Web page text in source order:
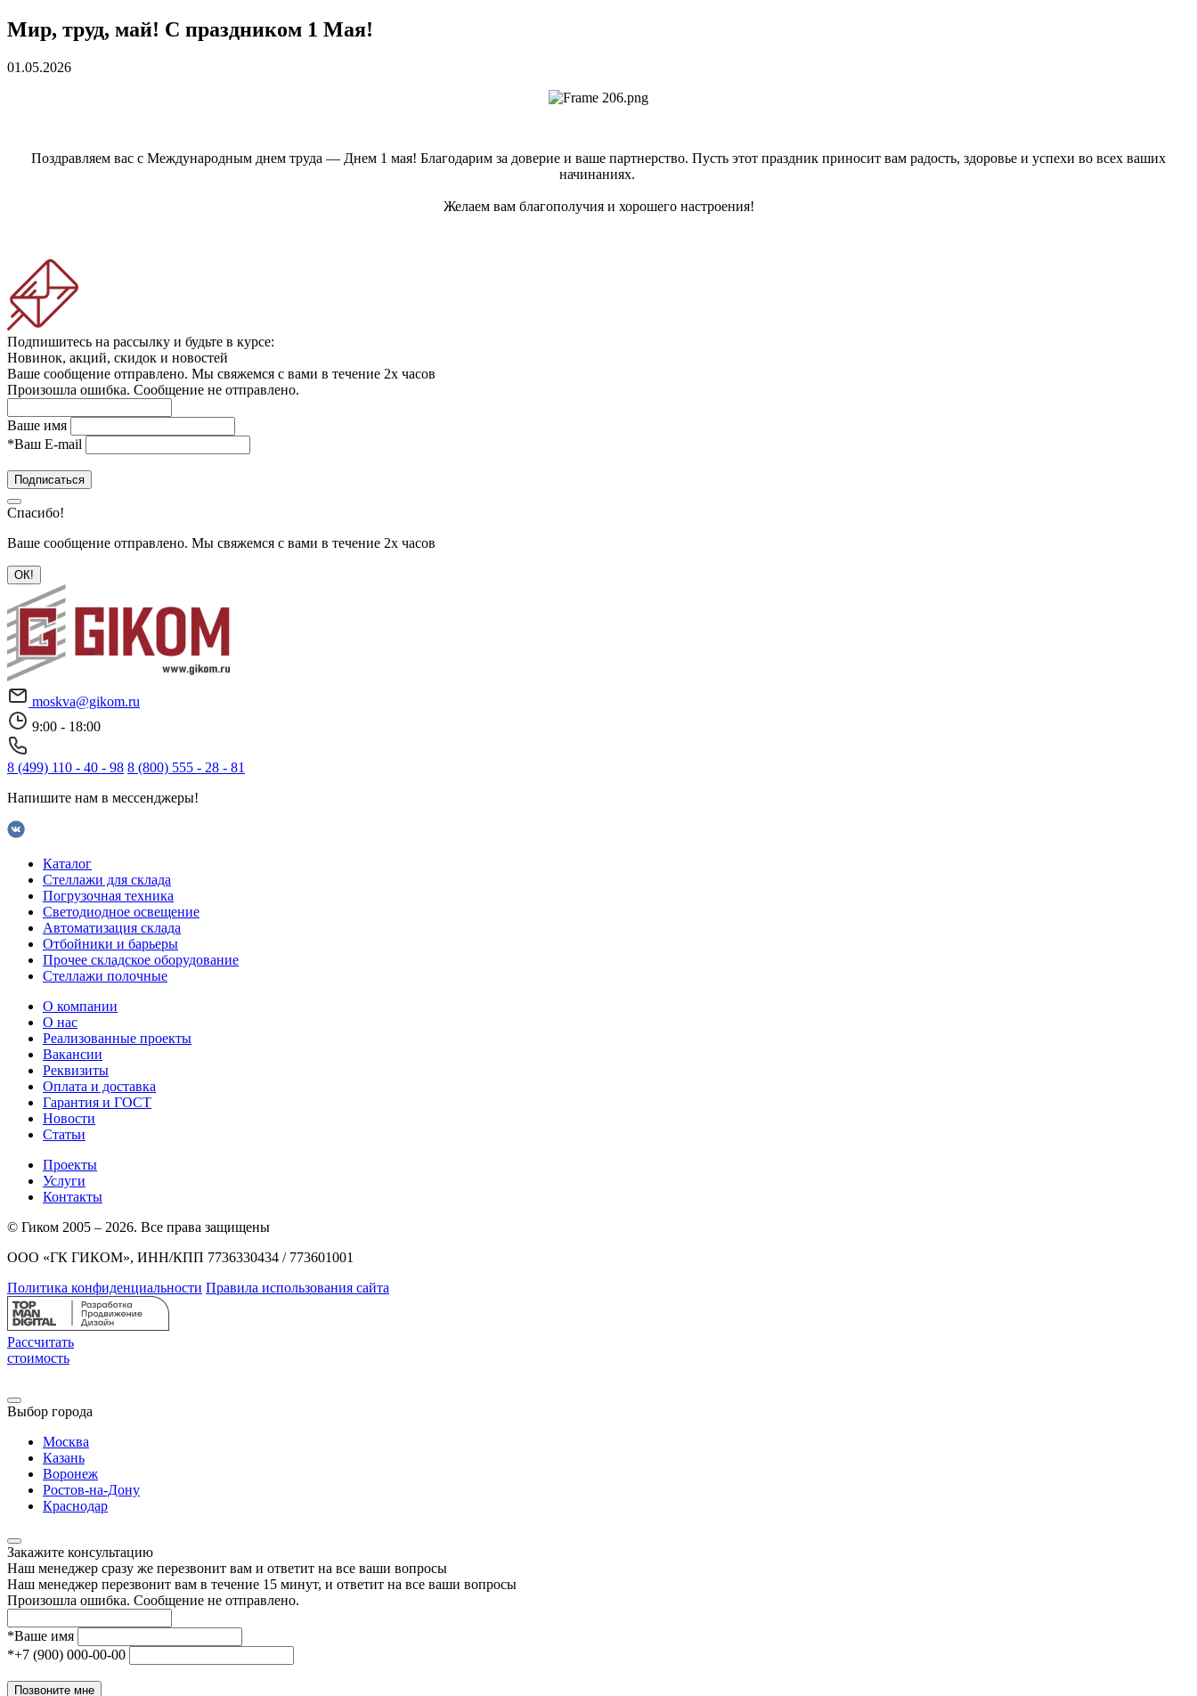
Мир, труд, май! С праздником 1 Мая!
01.05.2026
Поздравляем вас с Международным днем труда — Днем 1 мая! Благодарим за доверие и ваше партнерство. Пусть этот праздник приносит вам радость, здоровье и успехи во всех ваших
начинаниях.
Желаем вам благополучия и хорошего настроения!
Подпишитесь на рассылку и будьте в курсе:
Новинок, акций, скидок и новостей
Ваше сообщение отправлено. Мы свяжемся с вами в течение 2х часов
Произошла ошибка. Сообщение не отправлено.
Ваше имя
*Ваш E-mail
Подписаться
Спасибо!
Ваше сообщение отправлено. Мы свяжемся с вами в течение 2х часов
ОК!
moskva@gikom.ru
9:00 - 18:00
8 (499) 110 - 40 - 98 8 (800) 555 - 28 - 81
Напишите нам в мессенджеры!
Каталог
Стеллажи для склада
Погрузочная техника
Светодиодное освещение
Автоматизация склада
Отбойники и барьеры
Прочее складское оборудование
Стеллажи полочные
О компании
О нас
Реализованные проекты
Вакансии
Реквизиты
Оплата и доставка
Гарантия и ГОСТ
Новости
Статьи
Проекты
Услуги
Контакты
© Гиком 2005 – 2026. Все права защищены
ООО «ГК ГИКОМ», ИНН/КПП 7736330434 / 773601001
Политика конфиденциальности Правила использования сайта
Рассчитать
стоимость
Выбор города
Москва
Казань
Воронеж
Ростов-на-Дону
Краснодар
Закажите консультацию
Наш менеджер сразу же перезвонит вам и ответит на все ваши вопросы
Наш менеджер перезвонит вам в течение 15 минут, и ответит на все ваши вопросы
Произошла ошибка. Сообщение не отправлено.
*Ваше имя
*+7 (900) 000-00-00
Позвоните мне